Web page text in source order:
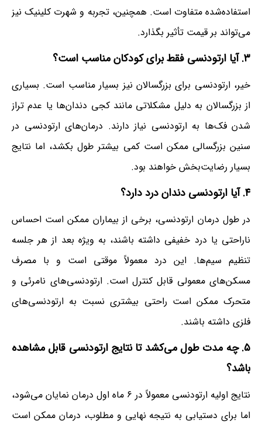
استفاده‌شده متفاوت است. همچنین، تجربه و شهرت کلینیک نیز
می‌تواند بر قیمت تأثیر بگذارد.
۳. آیا ارتودنسی فقط برای کودکان مناسب است؟
خیر، ارتودنسی برای بزرگسالان نیز بسیار مناسب است. بسیاری
از بزرگسالان به دلیل مشکلاتی مانند کجی دندان‌ها یا عدم تراز
شدن فک‌ها به ارتودنسی نیاز دارند. درمان‌های ارتودنسی در
سنین بزرگسالی ممکن است کمی بیشتر طول بکشد، اما نتایج
بسیار رضایت‌بخش خواهند بود.
۴. آیا ارتودنسی دندان درد دارد؟
در طول درمان ارتودنسی، برخی از بیماران ممکن است احساس
ناراحتی یا درد خفیفی داشته باشند، به ویژه بعد از هر جلسه
تنظیم سیم‌ها. این درد معمولاً موقتی است و با مصرف
مسکن‌های معمولی قابل کنترل است. ارتودنسی‌های نامرئی و
متحرک ممکن است راحتی بیشتری نسبت به ارتودنسی‌های
فلزی داشته باشند.
۵. چه مدت طول می‌کشد تا نتایج ارتودنسی قابل مشاهده
باشد؟
نتایج اولیه ارتودنسی معمولاً در ۶ ماه اول درمان نمایان می‌شود،
اما برای دستیابی به نتیجه نهایی و مطلوب، درمان ممکن است